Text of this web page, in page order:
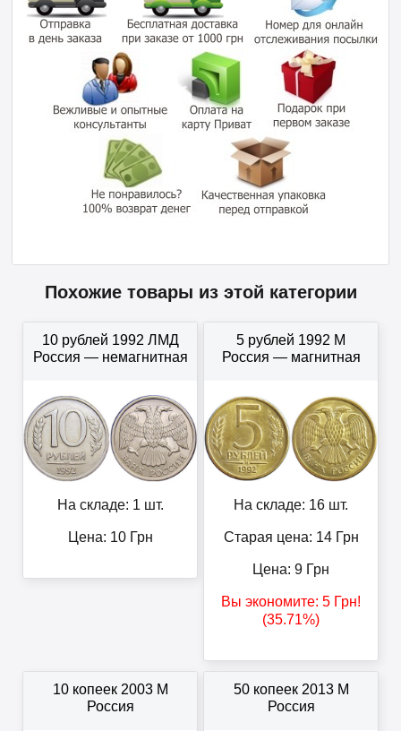
Похожие товары из этой категории
10 рублей 1992 ЛМД
Россия — немагнитная
На складе: 1 шт.
Цена: 10Грн
5 рублей 1992 М
Россия — магнитная
На складе: 16 шт.
Старая цена: 14Грн
Цена: 9 Грн
Вы экономите: 5 Грн!
(35.71%)
10 копеек 2003 М
Россия
50 копеек 2013 М
Россия